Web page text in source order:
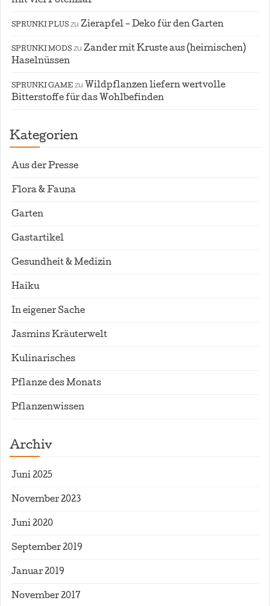
SPRUNKI PLUS zu Zierapfel – Deko für den Garten
SPRUNKI MODS zu Zander mit Kruste aus (heimischen)
Haselnüssen
SPRUNKI GAME zu Wildpflanzen liefern wertvolle
Bitterstoffe für das Wohlbefinden
Kategorien
Aus der Presse
Flora & Fauna
Garten
Gastartikel
Gesundheit & Medizin
Haiku
In eigener Sache
Jasmins Kräuterwelt
Kulinarisches
Pflanze des Monats
Pflanzenwissen
Archiv
Juni 2025
November 2023
Juni 2020
September 2019
Januar 2019
November 2017